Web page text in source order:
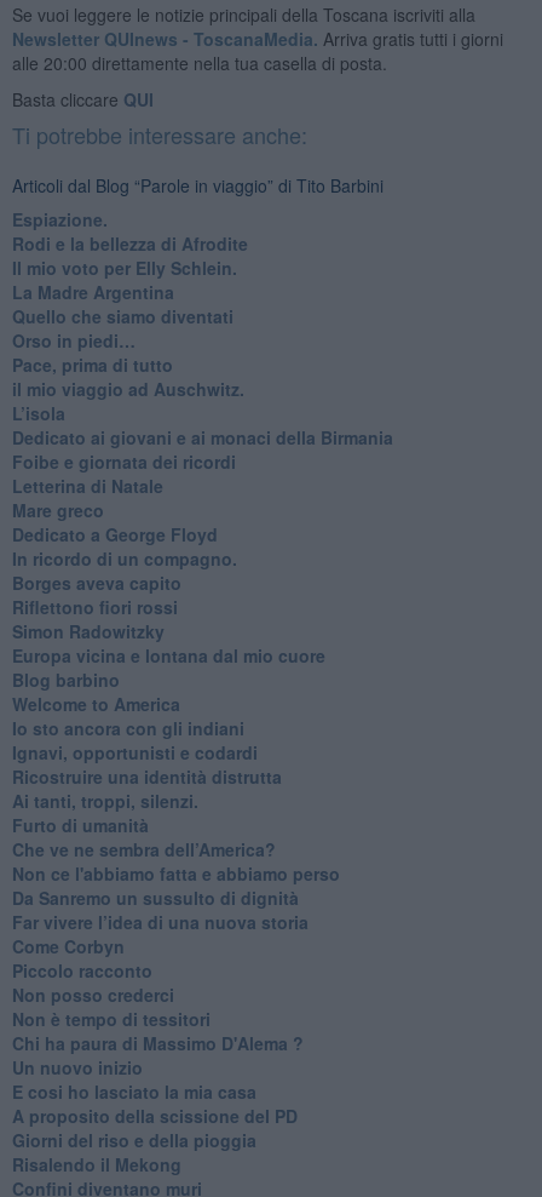
Se vuoi leggere le notizie principali della Toscana iscriviti alla
Newsletter QUInews - ToscanaMedia. Arriva gratis tutti i giorni
alle 20:00 direttamente nella tua casella di posta.
Basta cliccare QUI
Ti potrebbe interessare anche:
Articoli dal Blog “Parole in viaggio” di Tito Barbini
Espiazione.
Rodi e la bellezza di Afrodite
​Il mio voto per Elly Schlein.
​La Madre Argentina
Quello che siamo diventati
Orso in piedi…
​Pace, prima di tutto
​il mio viaggio ad Auschwitz.
​L’isola
Dedicato ai giovani e ai monaci della Birmania
​Foibe e giornata dei ricordi
Letterina di Natale
Mare greco
​Dedicato a George Floyd
​In ricordo di un compagno.
Borges aveva capito
Riflettono fiori rossi
Simon Radowitzky
Europa vicina e lontana dal mio cuore
Blog barbino
Welcome to America
​Io sto ancora con gli indiani
​Ignavi, opportunisti e codardi
Ricostruire una identità distrutta
Ai tanti, troppi, silenzi.
​Furto di umanità
​Che ve ne sembra dell’America?
Non ce l'abbiamo fatta e abbiamo perso
​Da Sanremo un sussulto di dignità
Far vivere l’idea di una nuova storia
Come Corbyn
Piccolo racconto
Non posso crederci
Non è tempo di tessitori
Chi ha paura di Massimo D'Alema ?
Un nuovo inizio
​E cosi ho lasciato la mia casa
A proposito della scissione del PD
​Giorni del riso e della pioggia
Risalendo il Mekong
Confini diventano muri